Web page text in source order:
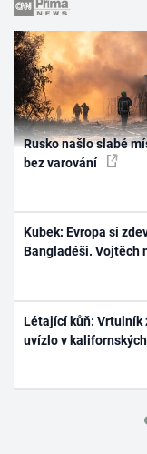
Rusko našlo slabé
bez varování
Kubek: Evropa si
Bangladéši. Vojtěch
Létající kůň: Vrtulník
uvízlo v